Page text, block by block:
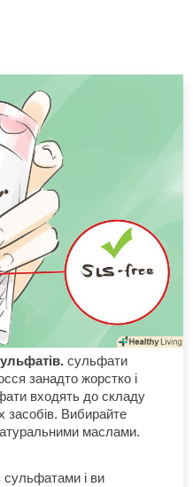
сульфати
занадто жорстко і
входять до складу
засобів. Вибирайте
маслами.
і ви